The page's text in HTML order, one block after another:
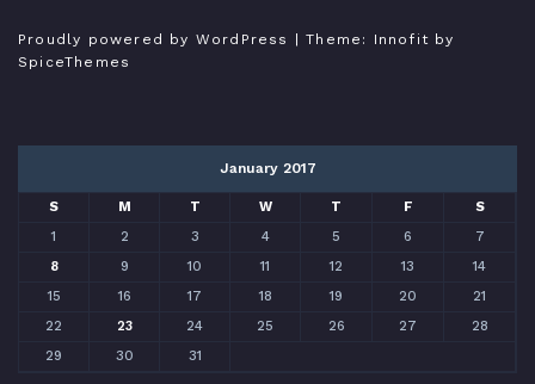
Proudly powered by WordPress | Theme: Innofit by
SpiceThemes
January 2017
S M T W T F
S
1
2 3 4 5 6
7
8
9 10 11 12 13
14
15
16 17 18 19 20
21
22
23 24 25 26 27
28
29
30 31